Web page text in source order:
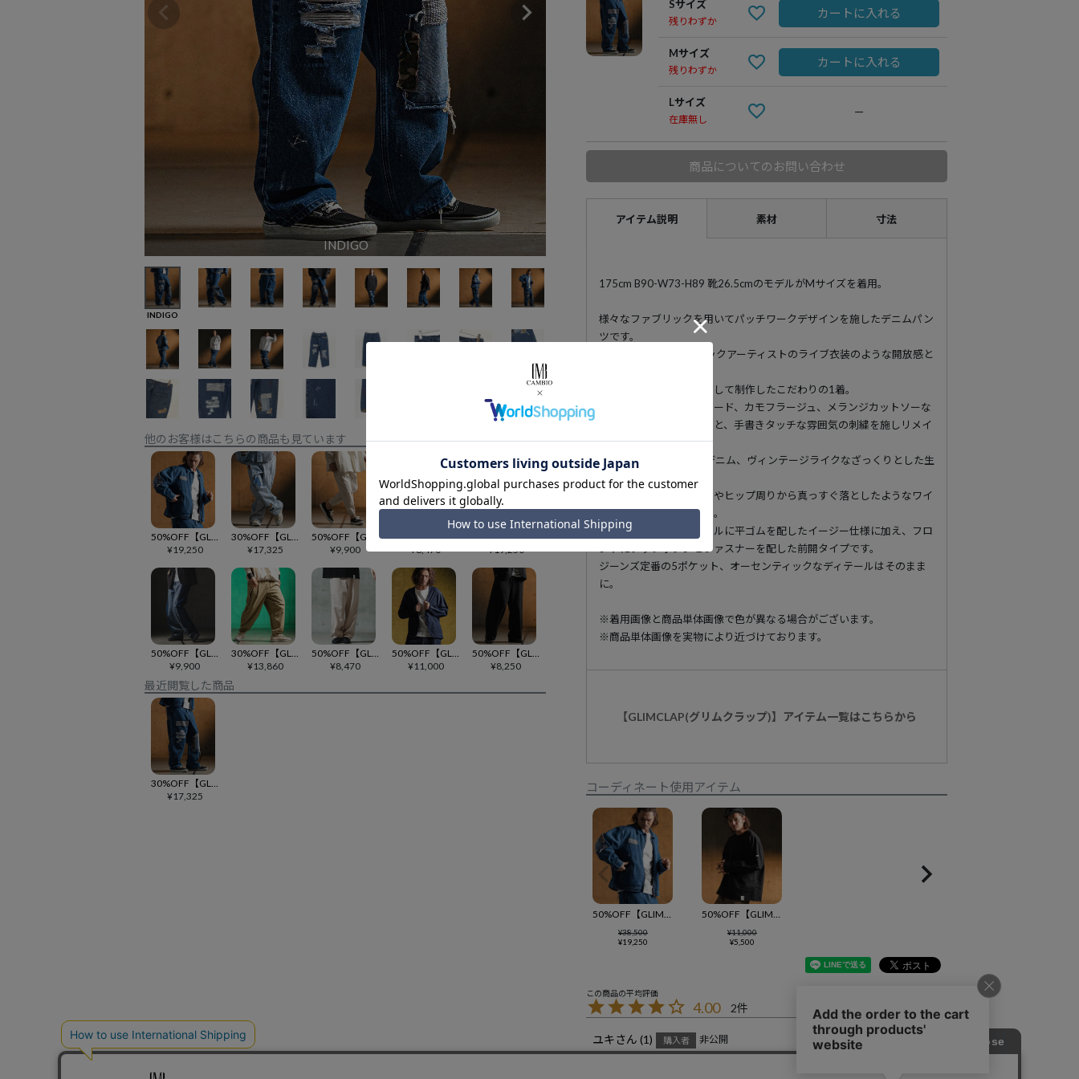
INDIGO
INDIGO
他のお客様はこちらの商品も見ています
¥19,250
¥17,325
¥9,900
50%OFF【GLIMCLAP(グリムクラップ)】 Leopard & handwriting pattern easy pants イージーパンツ(18-052-gls-cf)
¥8,470
30%OFF【GLIMCLAP(グリムクラップ)】Distressed denim shirt デニムシャツ(18-026-gls-cf)
¥19,250
¥9,900
¥13,860
¥8,470
¥11,000
¥8,250
最近閲覧した商品
¥17,325
Sサイズ
残りわずか
カートに入れる
Mサイズ
残りわずか
カートに入れる
Lサイズ
在庫無し
—
商品についてのお問い合わせ
アイテム説明 素材 寸法
175cm B90-W73-H89 靴26.5cmのモデルがMサイズを着用。
様々なファブリックを用いてパッチワークデザインを施したデニムパン
ツです。
80年代のグランジやロックアーティストのライブ衣装のような開放感と
リメイク古着をイメージして制作したこだわりの1着。
色違いのデニム、レオパード、カモフラージュ、メランジカットソーな
どを用いた大胆なリペアと、手書きタッチな雰囲気の刺繍を施しリメイ
ク要素を表現。
13.5オンスの綿-100%デニム、ヴィンテージライクなざっくりとした生
地風合いです。
ボリュームのあるワタリやヒップ周りから真っすぐ落としたようなワイ
ドストレートシルエット。
ウエストはバックスタイルに平ゴムを配したイージー仕様に加え、フロ
ントにタックボタンとファスナーを配した前開タイプです。
ジーンズ定番の5ポケット、オーセンティックなディテールはそのまま
に。
※着用画像と商品単体画像で色が異なる場合がございます。
※商品単体画像を実物により近づけております。
【GLIMCLAP(グリムクラップ)】アイテム一覧はこちらから
コーディネート使用アイテム
50%OFF【GLIMCLAP(グリムクラップ)】Distressed denim jacket デニムジャケット(18-022-gls-cf)
¥38,500
¥19,250
50%OFF【GLIMCLAP(グリムクラップ)】Boxy silhouette long sleeve T-shirt スウェット(18-019-gls-cf)
¥11,000
¥5,500
4.00 2
ユキ 1 購入者
非公開